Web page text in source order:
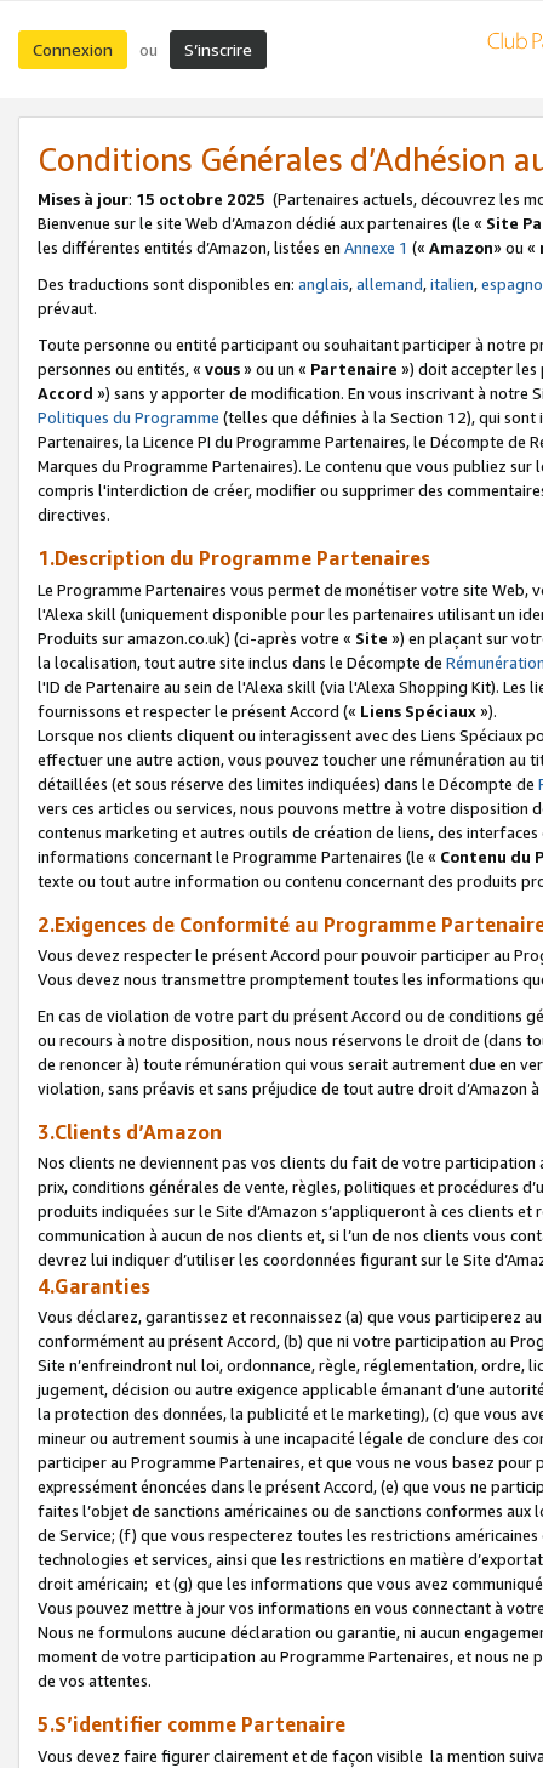
Connexion ou S’inscrire
Conditions Générales d’Adhésion
Mises à jour: 15 octobre 2025 (Partenaires actuels, découvrez les
Bienvenue sur le site Web d’Amazon dédié aux partenaires (le « Site
les différentes entités d’Amazon, listées en Annexe 1 (« Amazon» ou «
Des traductions sont disponibles en: anglais,allemand,italien,
prévaut.
Toute personne ou entité participant ou souhaitant participer à notre
personnes ou entités, « vous» ou un « Partenaire ») doit accepter les
Accord ») sans y apporter de modification. En vous inscrivant à notre
Politiques du Programme (telles que définies à la Section 12), qui
Partenaires, la Licence PI du Programme Partenaires, le Décompte de
Marques du Programme Partenaires). Le contenu que vous publiez
compris l'interdiction de créer, modifier ou supprimer des
directives.
1.Description du Programme Partenaires
Le Programme Partenaires vous permet de monétiser votre site Web,
l'Alexa skill (uniquement disponible pour les partenaires utilisant un
Produits sur amazon.co.uk) (ci-après votre « Site ») en plaçant sur
la localisation, tout autre site inclus dans le Décompte de
l'ID de Partenaire au sein de l'Alexa skill (via l'Alexa Shopping Kit).
fournissons et respecter le présent Accord (« Liens Spéciaux»).
Lorsque nos clients cliquent ou interagissent avec des Liens Spéciaux
effectuer une autre action, vous pouvez toucher une rémunération
détaillées (et sous réserve des limites indiquées) dans le Décompte de
vers ces articles ou services, nous pouvons mettre à votre disposition
contenus marketing et autres outils de création de liens, des
informations concernant le Programme Partenaires (le « Contenu du
texte ou tout autre information ou contenu concernant des produits
2.Exigences de Conformité au Programme
Vous devez respecter le présent Accord pour pouvoir participer au
Vous devez nous transmettre promptement toutes les informations
En cas de violation de votre part du présent Accord ou de conditions
ou recours à notre disposition, nous nous réservons le droit de (dans
de renoncer à) toute rémunération qui vous serait autrement due en
violation, sans préavis et sans préjudice de tout autre droit
3.Clients d’Amazon
Nos clients ne deviennent pas vos clients du fait de votre
prix, conditions générales de vente, règles, politiques et procédures
produits indiquées sur le Site d’Amazon s’appliqueront à ces clients
communication à aucun de nos clients et, si l’un de nos clients vous
devrez lui indiquer d’utiliser les coordonnées figurant sur le Site
4.Garanties
Vous déclarez, garantissez et reconnaissez (a) que vous participerez
conformément au présent Accord, (b) que ni votre participation au
Site n’enfreindront nul loi, ordonnance, règle, réglementation, ordre,
jugement, décision ou autre exigence applicable émanant d’une
la protection des données, la publicité et le marketing), (c) que vous
mineur ou autrement soumis à une incapacité légale de conclure des
participer au Programme Partenaires, et que vous ne vous basez
expressément énoncées dans le présent Accord, (e) que vous ne
faites l’objet de sanctions américaines ou de sanctions conformes
de Service; (f) que vous respecterez toutes les restrictions
technologies et services, ainsi que les restrictions en matière
droit américain; et (g) que les informations que vous avez
Vous pouvez mettre à jour vos informations en vous connectant à
Nous ne formulons aucune déclaration ou garantie, ni aucun
moment de votre participation au Programme Partenaires, et nous
de vos attentes.
5.S’identifier comme Partenaire
Vous devez faire figurer clairement et de façon visible la mention